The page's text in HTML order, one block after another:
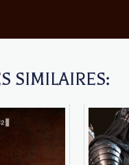
SIMILAIRES: